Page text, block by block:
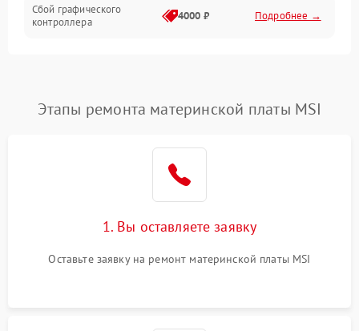
Сбой графического
контроллера
4000 ₽ Подробнее →
Этапы ремонта материнской платы MSI
1. Вы оставляете заявку
Оставьте заявку на ремонт материнской платы MSI